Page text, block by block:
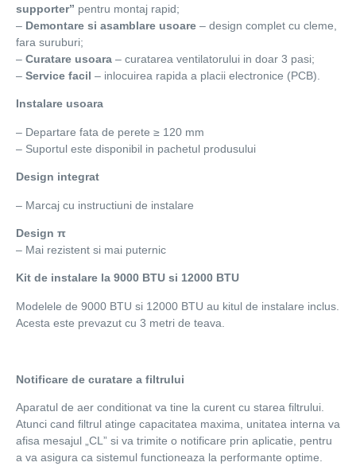
supporter” pentru montaj rapid;
– Demontare si asamblare usoare – design complet cu cleme,
fara suruburi;
– Curatare usoara – curatarea ventilatorului in doar 3 pasi;
– Service facil – inlocuirea rapida a placii electronice (PCB).
Instalare usoara
– Departare fata de perete ≥ 120 mm
– Suportul este disponibil in pachetul produsului
Design integrat
– Marcaj cu instructiuni de instalare
Design π
– Mai rezistent si mai puternic
Kit de instalare la 9000 BTU si 12000 BTU
Modelele de 9000 BTU si 12000 BTU au kitul de instalare inclus.
Acesta este prevazut cu 3 metri de teava.
Notificare de curatare a filtrului
Aparatul de aer conditionat va tine la curent cu starea filtrului.
Atunci cand filtrul atinge capacitatea maxima, unitatea interna va
afisa mesajul „CL” si va trimite o notificare prin aplicatie, pentru
a va asigura ca sistemul functioneaza la performante optime.